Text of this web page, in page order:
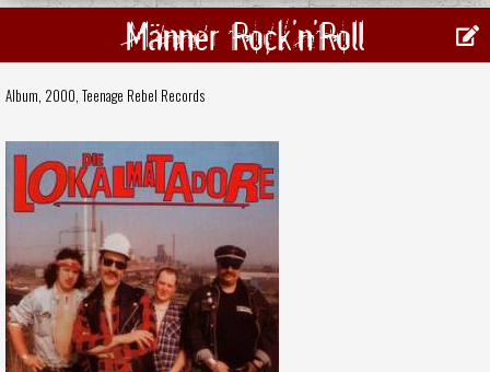
Männer Rock'n'Roll
Album, 2000, Teenage Rebel Records